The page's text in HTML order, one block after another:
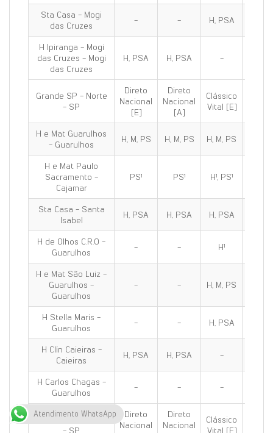
Sta Casa - Mogi
das Cruzes
- - H, PSA
H Ipiranga - Mogi
das Cruzes - Mogi
das Cruzes
H, PSA H, PSA -
Grande SP - Norte
- SP
Direto
Nacional
[E]
Direto
Nacional
[A]
Clássico
Vital [E]
H e Mat Guarulhos
- Guarulhos
H, M, PS H, M, PS H, M, PS
H e Mat Paulo
Sacramento -
Cajamar
PS¹ PS¹ H¹, PS¹
Sta Casa - Santa
Isabel
H, PSA H, PSA H, PSA
H de Olhos C.R.O -
Guarulhos
- - H¹
H e Mat São Luiz -
Guarulhos -
Guarulhos
- - H, M, PS
H Stella Maris -
Guarulhos
- - H, PSA
H Clín Caieiras -
Caieiras
H, PSA H, PSA -
H Carlos Chagas -
Guarulhos
- - -
Grande SP - Oeste
Direto
Nacional
Direto
Nacional
Clássico
Atendimento WhatsApp